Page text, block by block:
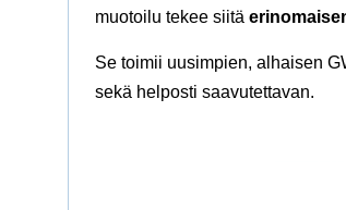
muotoilu tekee siitä
Se toimii uusimpien, alhaisen
sekä helposti saavutettavan.